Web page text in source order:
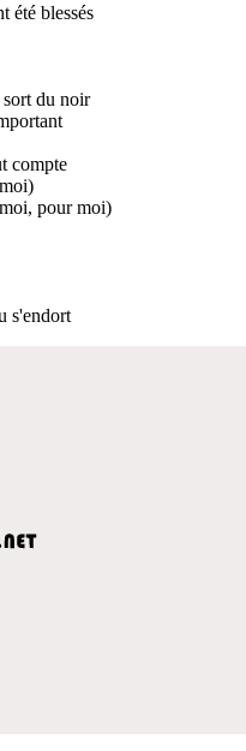
été blessés
sort du noir
compte
pour moi)
s'endort